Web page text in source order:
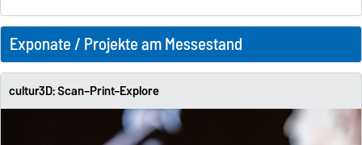
Exponate / Projekte am Messestand
cultur3D: Scan–Print–Explore